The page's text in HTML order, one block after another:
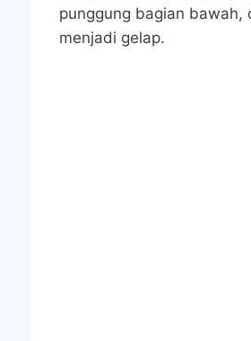
punggung bagian bawah,
menjadi gelap.